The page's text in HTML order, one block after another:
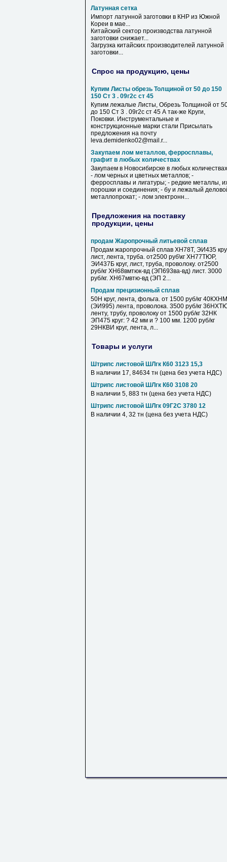
Латунная сетка
Импорт латунной заготовки в КНР из Южной
Кореи в мае...
Китайский сектор производства латунной
заготовки снижает...
Загрузка китайских производителей латунной
заготовки...
Спрос на продукцию, цены
Купим Листы обрезь Толщиной от 50 до 150
150 Ст 3 . 09г2с ст 45
Купим лежалые Листы, Обрезь Толщиной от
до 150 Ст 3 . 09г2с ст 45 А так-же Круги,
Поковки. Инструментальные и
конструкционные марки стали Присылать
предложения на почту
leva.demidenko02@mail.r...
Закупаем лом металлов, ферросплавы,
графит в любых количествах
Закупаем в Новосибирске в любых
- лом черных и цветных металлов; -
ферросплавы и лигатуры; - редкие металлы,
порошки и соединения; - бу и лежалый
металлопрокат; - лом электронн...
Предложения на поставку
продукции, цены
продам Жаропрочный литьевой сплав
Продам жаропрочный сплав ХН78Т, ЭИ435
лист, лента, труба. от2500 руб\кг ХН77ТЮР,
ЭИ437Б круг, лист, труба, проволоку. от2500
руб/кг ХН68вмтюк-вд (ЭП693ва-вд) лист. 3000
руб/кг. ХН67мвтю-вд (ЭП 2...
Продам прецизионный сплав
50Н круг, лента, фольга. от 1500 руб/кг 40КХНМ
(ЭИ995) лента, проволока. 3500 руб/кг
ленту, трубу, проволоку от 1500 руб/кг 32НК
ЭП475 круг: ? 42 мм и ? 100 мм. 1200 руб/кг
29НКВИ круг, лента, л...
Товары и услуги
Штрипс листовой ШЛгк К60 3123 15,3
В наличии 17, 84634 тн (цена без учета НДС)
Штрипс листовой ШЛгк К60 3108 20
В наличии 5, 883 тн (цена без учета НДС)
Штрипс листовой ШЛгк 09Г2С 3780 12
В наличии 4, 32 тн (цена без учета НДС)